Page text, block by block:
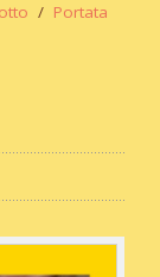
Portata